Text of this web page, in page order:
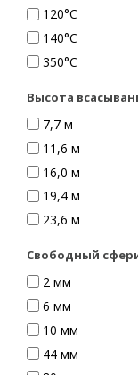
120°C
140°C
350°C
Высота
7,7 м
11,6 м
16,0 м
19,4 м
23,6 м
Свободный
2 мм
6 мм
10 мм
44 мм